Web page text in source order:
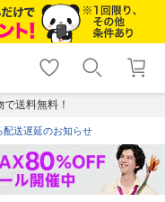
shopping_cart lock_outline
ログイン
送料無料！
送遅延のお知らせ